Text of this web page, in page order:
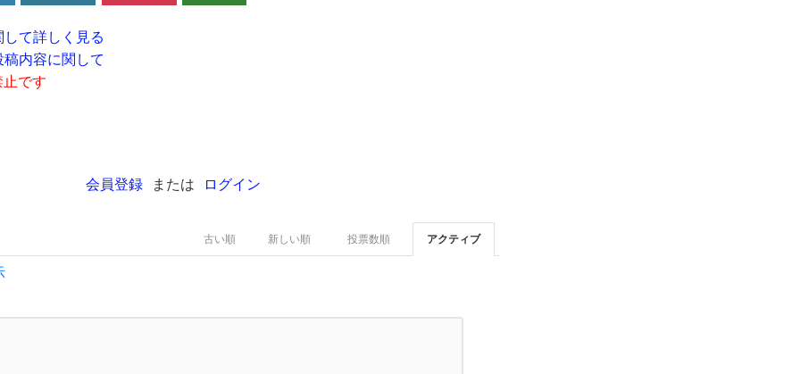
て詳しく見る
内容に関して
です
会員登録 または ログイン
アクティブ
投票数順
新しい順
古い順